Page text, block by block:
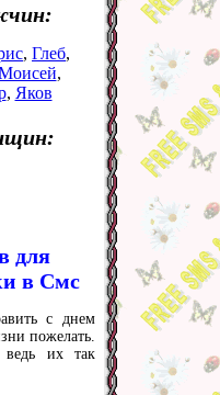
, Глеб,
,
, Яков
для
в Смс
с днем
пожелать.
их так